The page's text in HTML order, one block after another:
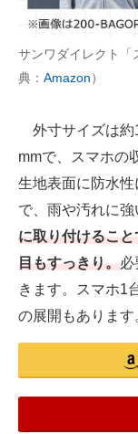
サンワダイレクト「
典： Amazon）
外寸サイズは約
mmで、スマホの
生地表面に防水
で、雨や汚れに強
に取り付けるこ
目もすっきり。必
きます。スマホ1
の展開もあります